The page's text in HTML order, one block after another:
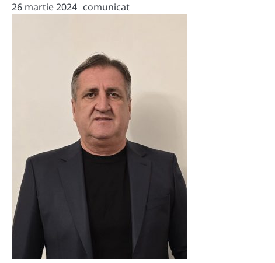
26 martie 2024 comunicat